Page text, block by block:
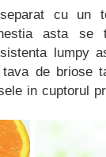
cu un
asta se
lumpy
de briose
in cuptorul